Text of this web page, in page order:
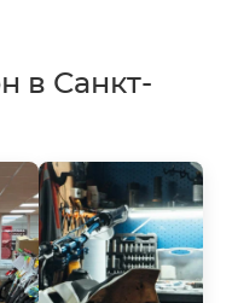
в Санкт-